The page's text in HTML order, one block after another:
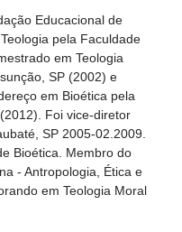
Educacional de
pela Faculdade
em Teologia
SP (2002) e
em Bioética pela
Foi vice-diretor
SP 2005-02.2009.
Bioética. Membro do
- Antropologia, Ética e
em Teologia Moral